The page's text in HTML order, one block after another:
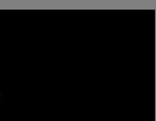
'Papa